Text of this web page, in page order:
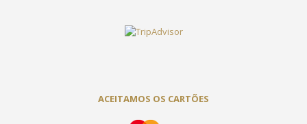
ACEITAMOS OS CARTÕES